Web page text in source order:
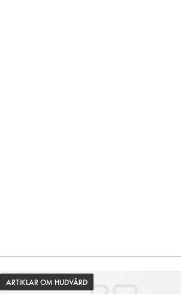
ARTIKLAR OM HUDVÅRD